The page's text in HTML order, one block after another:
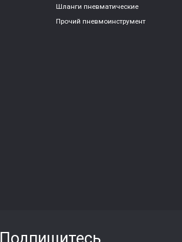
Шланги пневматические
Прочий пневмоинструмент
Подпишитесь